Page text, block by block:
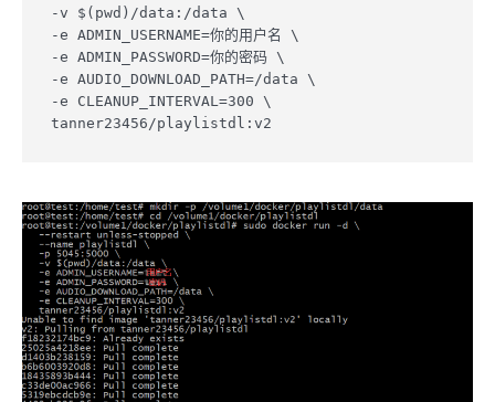
-v $(pwd)/data:/data \
-e ADMIN_USERNAME=你的用户名 \
-e ADMIN_PASSWORD=你的密码 \
-e AUDIO_DOWNLOAD_PATH=/data \
-e CLEANUP_INTERVAL=300 \
tanner23456/playlistdl:v2